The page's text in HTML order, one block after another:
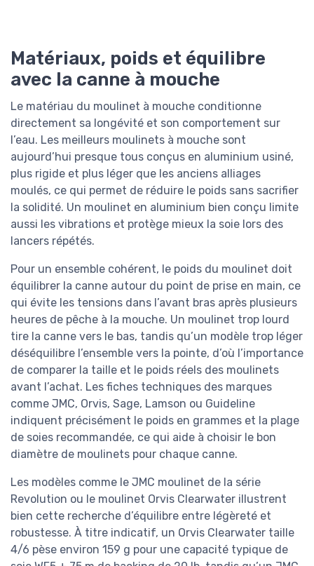
Matériaux, poids et équilibre
avec la canne à mouche
Le matériau du moulinet à mouche conditionne
directement sa longévité et son comportement sur
l’eau. Les meilleurs moulinets à mouche sont
aujourd’hui presque tous conçus en aluminium usiné,
plus rigide et plus léger que les anciens alliages
moulés, ce qui permet de réduire le poids sans sacrifier
la solidité. Un moulinet en aluminium bien conçu limite
aussi les vibrations et protège mieux la soie lors des
lancers répétés.
Pour un ensemble cohérent, le poids du moulinet doit
équilibrer la canne autour du point de prise en main, ce
qui évite les tensions dans l’avant bras après plusieurs
heures de pêche à la mouche. Un moulinet trop lourd
tire la canne vers le bas, tandis qu’un modèle trop léger
déséquilibre l’ensemble vers la pointe, d’où l’importance
de comparer la taille et le poids réels des moulinets
avant l’achat. Les fiches techniques des marques
comme JMC, Orvis, Sage, Lamson ou Guideline
indiquent précisément le poids en grammes et la plage
de soies recommandée, ce qui aide à choisir le bon
diamètre de moulinets pour chaque canne.
Les modèles comme le JMC moulinet de la série
Revolution ou le moulinet Orvis Clearwater illustrent
bien cette recherche d’équilibre entre légèreté et
robustesse. À titre indicatif, un Orvis Clearwater taille
4/6 pèse environ 159 g pour une capacité typique de